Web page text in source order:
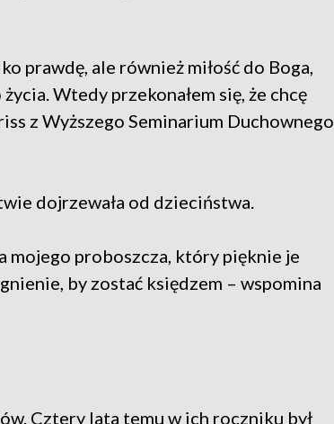
prawdę, ale również miłość do Boga,
Wtedy przekonałem się, że chcę
z Wyższego Seminarium Duchownego
dojrzewała od dzieciństwa.
mojego proboszcza, który pięknie je
by zostać księdzem – wspomina
Cztery lata temu w ich roczniku był